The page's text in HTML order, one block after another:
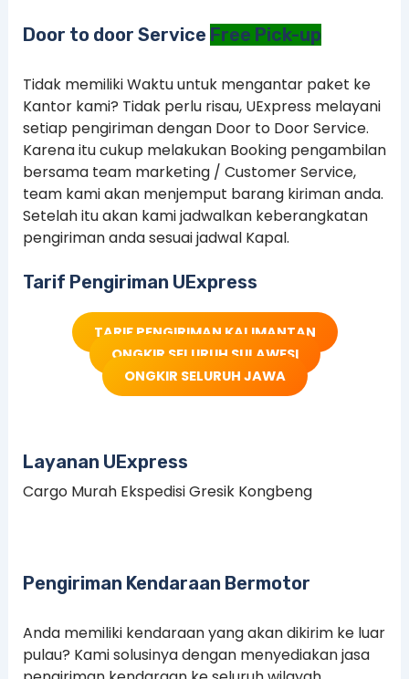
Door to door Service Free Pick-up
Tidak memiliki Waktu untuk mengantar paket ke
Kantor kami? Tidak perlu risau, UExpress melayani
setiap pengiriman dengan Door to Door Service.
Karena itu cukup melakukan Booking pengambilan
bersama team marketing / Customer Service,
team kami akan menjemput barang kiriman anda.
Setelah itu akan kami jadwalkan keberangkatan
pengiriman anda sesuai jadwal Kapal.
Tarif Pengiriman UExpress
TARIF PENGIRIMAN KALIMANTAN
ONGKIR SELURUH SULAWESI
ONGKIR SELURUH JAWA
Layanan UExpress
Cargo Murah Ekspedisi Gresik Kongbeng
Pengiriman Kendaraan Bermotor
Anda memiliki kendaraan yang akan dikirim ke luar
pulau? Kami solusinya dengan menyediakan jasa